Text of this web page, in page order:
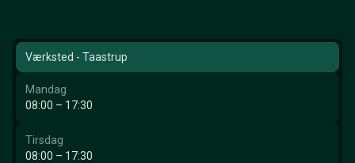
Værksted - Taastrup
Mandag
08:00 – 17:30
Tirsdag
08:00 – 17:30